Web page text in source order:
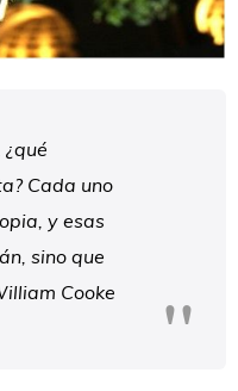
¿qué
Cada uno
y esas
sino que
Cooke